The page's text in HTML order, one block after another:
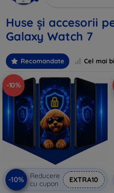
Huse și accesorii
Galaxy Watch 7
Recomandate Cel mai
-10%
-10%
Reducere
cu cupon
EXTRA10